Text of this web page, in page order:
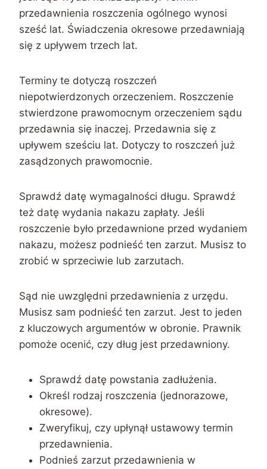
przedawnienia roszczenia ogólnego wynosi
sześć lat. Świadczenia okresowe przedawniają
się z upływem trzech lat.
Terminy te dotyczą roszczeń
niepotwierdzonych orzeczeniem. Roszczenie
stwierdzone prawomocnym orzeczeniem sądu
przedawnia się inaczej. Przedawnia się z
upływem sześciu lat. Dotyczy to roszczeń już
zasądzonych prawomocnie.
Sprawdź datę wymagalności długu. Sprawdź
też datę wydania nakazu zapłaty. Jeśli
roszczenie było przedawnione przed wydaniem
nakazu, możesz podnieść ten zarzut. Musisz to
zrobić w sprzeciwie lub zarzutach.
Sąd nie uwzględni przedawnienia z urzędu.
Musisz sam podnieść ten zarzut. Jest to jeden
z kluczowych argumentów w obronie. Prawnik
pomoże ocenić, czy dług jest przedawniony.
Sprawdź datę powstania zadłużenia.
Określ rodzaj roszczenia (jednorazowe,
okresowe).
Zweryfikuj, czy upłynął ustawowy termin
przedawnienia.
Podnieś zarzut przedawnienia w